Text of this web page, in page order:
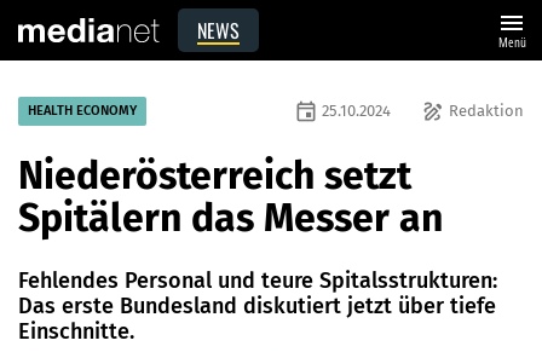
NEWS menu
Menü
HEALTH ECONOMY draw Redaktion
event 25.10.2024
Niederösterreich setzt
Spitälern das Messer an
Fehlendes Personal und teure Spitalsstrukturen:
Das erste Bundesland diskutiert jetzt über tiefe
Einschnitte.